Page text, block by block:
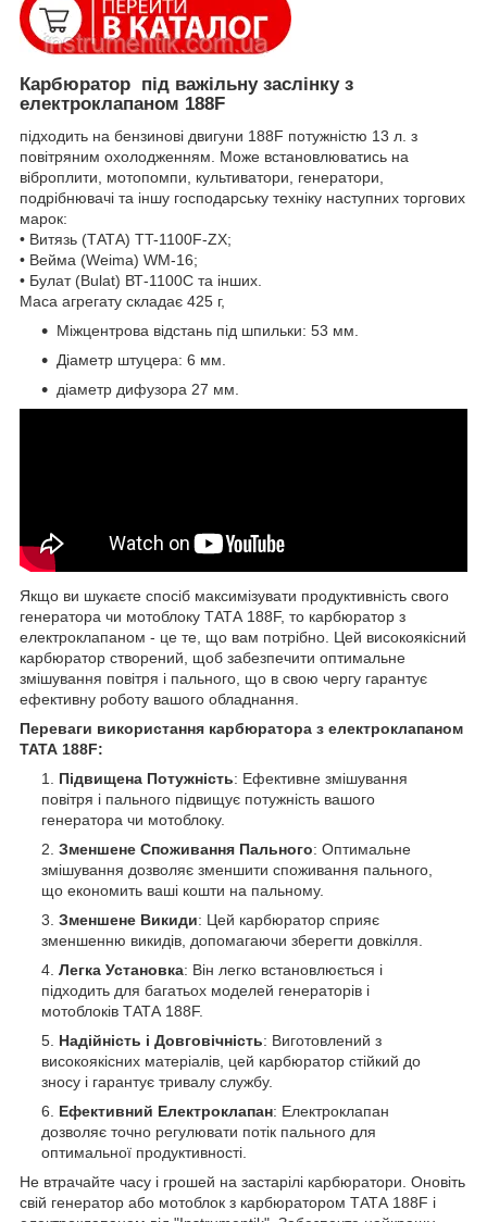
Карбюратор під важільну заслінку з
електроклапаном 188F
підходить на бензинові двигуни 188F потужністю 13 л. з
повітряним охолодженням. Може встановлюватись на
віброплити, мотопомпи, культиватори, генератори,
подрібнювачі та іншу господарську техніку наступних торгових
марок:
• Витязь (ТАТА) TT-1100F-ZX;
• Вейма (Weima) WM-16;
• Булат (Bulat) ВТ-1100С та інших.
Маса агрегату складає 425 г,
Міжцентрова відстань під шпильки: 53 мм.
Діаметр штуцера: 6 мм.
діаметр дифузора 27 мм.
Якщо ви шукаєте спосіб максимізувати продуктивність свого
генератора чи мотоблоку ТАТА 188F, то карбюратор з
електроклапаном - це те, що вам потрібно. Цей високоякісний
карбюратор створений, щоб забезпечити оптимальне
змішування повітря і пального, що в свою чергу гарантує
ефективну роботу вашого обладнання.
Переваги використання карбюратора з електроклапаном
ТАТА 188F:
Підвищена Потужність: Ефективне змішування
повітря і пального підвищує потужність вашого
генератора чи мотоблоку.
Зменшене Споживання Пального: Оптимальне
змішування дозволяє зменшити споживання пального,
що економить ваші кошти на пальному.
Зменшене Викиди: Цей карбюратор сприяє
зменшенню викидів, допомагаючи зберегти довкілля.
Легка Установка: Він легко встановлюється і
підходить для багатьох моделей генераторів і
мотоблоків ТАТА 188F.
Надійність і Довговічність: Виготовлений з
високоякісних матеріалів, цей карбюратор стійкий до
зносу і гарантує тривалу службу.
Ефективний Електроклапан: Електроклапан
дозволяє точно регулювати потік пального для
оптимальної продуктивності.
Не втрачайте часу і грошей на застарілі карбюратори. Оновіть
свій генератор або мотоблок з карбюратором ТАТА 188F і